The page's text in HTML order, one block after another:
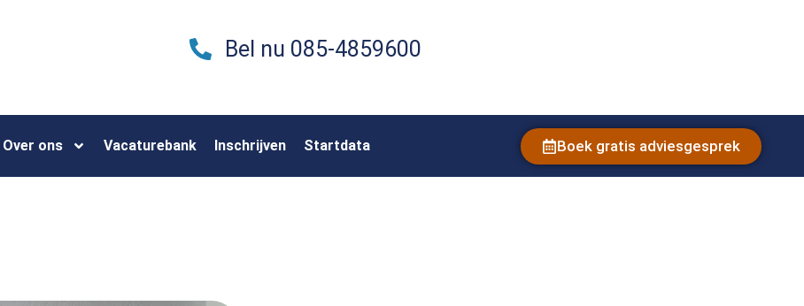
Bel nu 085-4859600
Over ons Vacaturebank Inschrijven Startdata Boek gratis adviesgesprek